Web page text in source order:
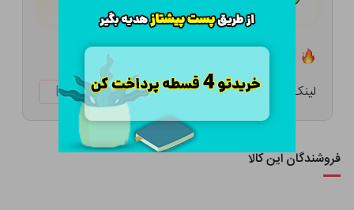
تعداد ۱۳ عدد در انبار موجود است
لینک کوتاه: ketabtala.com/sbp-54220
فروشندگان این کالا